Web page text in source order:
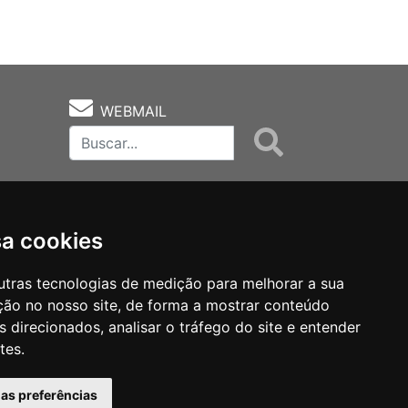
cookies
tecnologias de medição para melhorar a sua
no nosso site, de forma a mostrar conteúdo
direcionados, analisar o tráfego do site e entender
preferências
WEBMAIL
Notas Técnicas Fale Conocsco